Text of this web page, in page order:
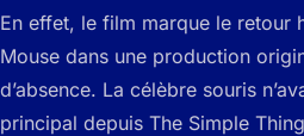
En effet, le film marque le retour
Mouse dans une production
d’absence. La célèbre souris
principal depuis The Simple